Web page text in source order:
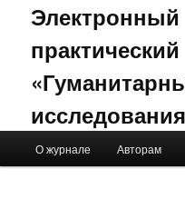
Skip to primary content
Skip to secondary content
О журнале Авторам